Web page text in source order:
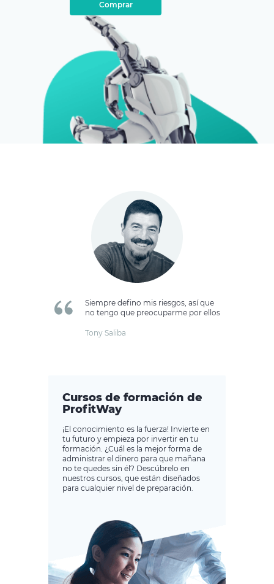
Comprar
Siempre defino mis riesgos, así que
no tengo que preocuparme por ellos
Tony Saliba
Cursos de formación de
ProfitWay
¡El conocimiento es la fuerza! Invierte en
tu futuro y empieza por invertir en tu
formación. ¿Cuál es la mejor forma de
administrar el dinero para que mañana
no te quedes sin él? Descúbrelo en
nuestros cursos, que están diseñados
para cualquier nivel de preparación.